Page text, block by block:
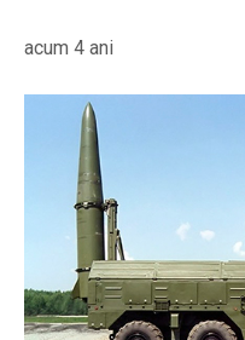
acum 4 ani